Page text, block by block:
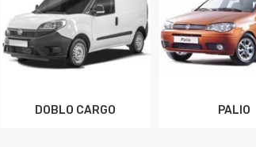
DOBLO CARGO PALIO